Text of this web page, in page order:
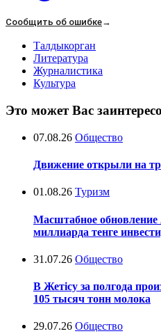
Сообщить об ошибке→
Талдыкорган
Литература
Журналистика
Культура
Это может Вас
07.08.26 Общество
Движение открыли на
01.08.26 Туризм
Масштабное обновление
миллиарда тенге
31.07.26 Общество
В Жетісу за полгода
105 тысяч тонн молока
29.07.26 Общество